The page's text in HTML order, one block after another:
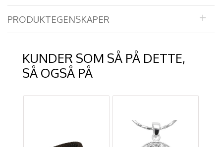
PRODUKTEGENSKAPER
KUNDER SOM SÅ PÅ DETTE,
SÅ OGSÅ PÅ